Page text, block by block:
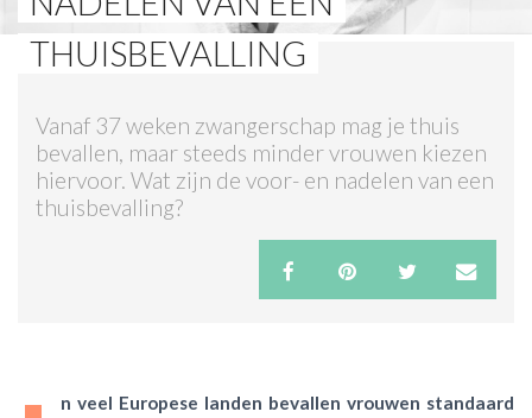
LIFESTYLE
SHOPS
ACTIES & KORTING
THUISBEVALLING
Vanaf 37 weken zwangerschap mag je thuis
bevallen, maar steeds minder vrouwen kiezen
hiervoor. Wat zijn de voor- en nadelen van een
thuisbevalling?
n veel Europese landen bevallen vrouwen standaard